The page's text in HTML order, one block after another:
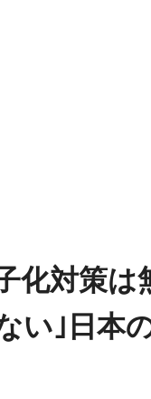
化対策
い｣日本